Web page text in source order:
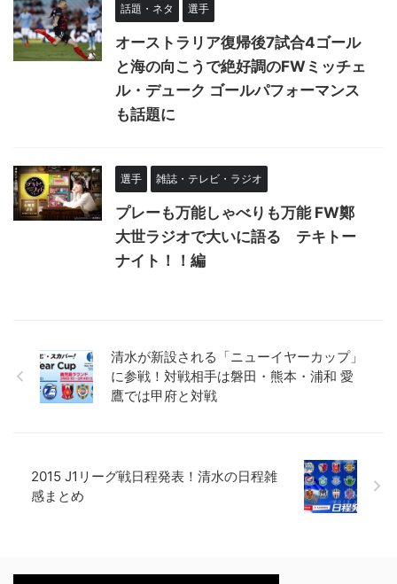
話題・ネタ 選手
オーストラリア復帰後7試合4ゴール
と海の向こうで絶好調のFWミッチェ
ル・デューク ゴールパフォーマンス
も話題に
選手 雑誌・テレビ・ラジオ
プレーも万能しゃべりも万能 FW鄭
大世ラジオで大いに語る テキトー
ナイト！！編
清水が新設される「ニューイヤーカップ」
に参戦！対戦相手は磐田・熊本・浦和 愛
鷹では甲府と対戦
2015 J1リーグ戦日程発表！清水の日程雑
感まとめ